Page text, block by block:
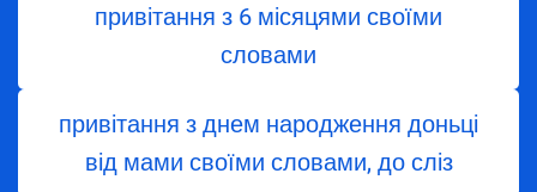
привітання з 6 місяцями своїми
словами
привітання з днем народження доньці
від мами своїми словами, до сліз